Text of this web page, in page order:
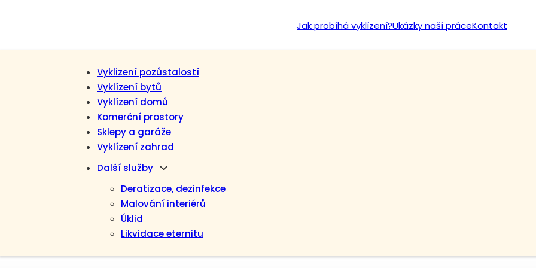
Jak probíhá vyklízení?Ukázky naší práceKontakt
Vyklizení pozůstalostí
Vyklízení bytů
Vyklízení domů
Komerční prostory
Sklepy a garáže
Vyklízení zahrad
Další služby
Deratizace, dezinfekce
Malování interiérů
Úklid
Likvidace eternitu